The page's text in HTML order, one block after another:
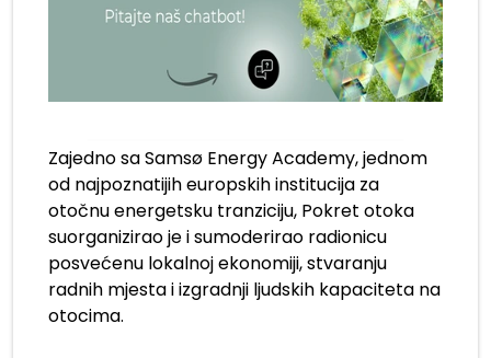
Zajedno sa Samsø Energy Academy, jednom
od najpoznatijih europskih institucija za
otočnu energetsku tranziciju, Pokret otoka
suorganizirao je i sumoderirao radionicu
posvećenu lokalnoj ekonomiji, stvaranju
radnih mjesta i izgradnji ljudskih kapaciteta na
otocima.